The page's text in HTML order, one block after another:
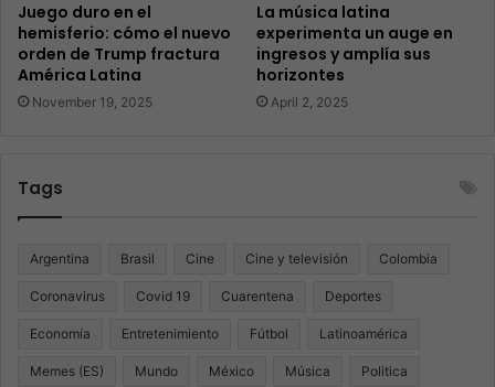
Juego duro en el
hemisferio: cómo el nuevo
orden de Trump fractura
América Latina
November 19, 2025
La música latina
experimenta un auge en
ingresos y amplía sus
horizontes
April 2, 2025
Tags
Argentina Brasil Cine Cine y televisión Colombia
Coronavirus Covid 19 Cuarentena Deportes
Economía Entretenimiento Fútbol Latinoamérica
Memes (ES) Mundo México Música Politica